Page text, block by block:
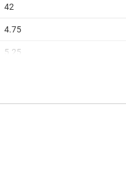
42
4.75
5.25